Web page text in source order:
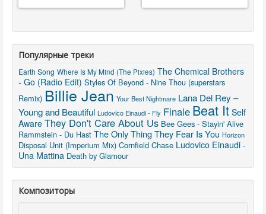
Популярные треки
Earth Song Where Is My Mind (The Pixies) The Chemical Brothers
- Go (Radio Edit) Styles Of Beyond - Nine Thou (superstars
Remix) Billie Jean Your Best Nightmare Lana Del Rey –
Young and Beautiful Ludovico Einaudi - Fly Finale Beat It Self
Aware They Don't Care About Us Bee Gees - Stayin' Alive
Rammstein - Du Hast The Only Thing They Fear Is You Horizon
Disposal Unit (Imperium Mix) Cornfield Chase Ludovico Einaudi -
Una Mattina Death by Glamour
Композиторы